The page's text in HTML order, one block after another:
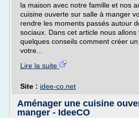
la maison avec notre famille et nos
cuisine ouverte sur salle à manger
rendre les moments passés autour
sociaux. Dans cet article nous allons
quelques conseils comment créer
votre...
Lire la suite
Site : idee-co.net
Aménager une cuisine
manger - IdeeCO